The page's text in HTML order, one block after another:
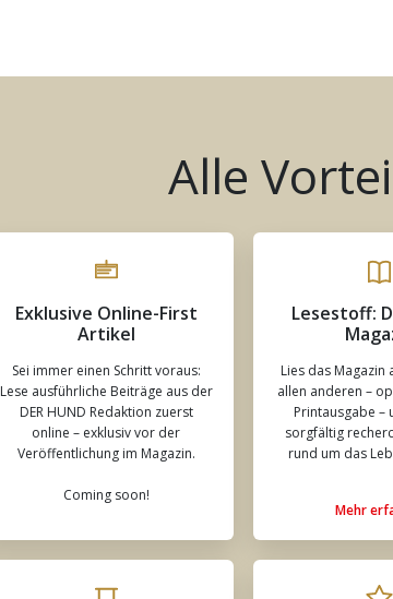
Alle
Exklusive Online-First
Artikel
Sei immer einen Schritt voraus:
Lese ausführliche Beiträge aus der
DER HUND Redaktion zuerst
online – exklusiv vor der
Veröffentlichung im Magazin.
Coming soon!
Lesestoff:
Lies das Magazin
allen anderen –
Printausgabe –
sorgfältig
rund um das
Mehr